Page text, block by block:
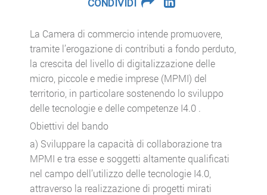
CONDIVIDI
La Camera di commercio intende promuovere,
tramite l’erogazione di contributi a fondo perduto,
la crescita del livello di digitalizzazione delle
micro, piccole e medie imprese (MPMI) del
territorio, in particolare sostenendo lo sviluppo
delle tecnologie e delle competenze I4.0 .
Obiettivi del bando
a) Sviluppare la capacità di collaborazione tra
MPMI e tra esse e soggetti altamente qualificati
nel campo dell’utilizzo delle tecnologie I4.0,
attraverso la realizzazione di progetti mirati